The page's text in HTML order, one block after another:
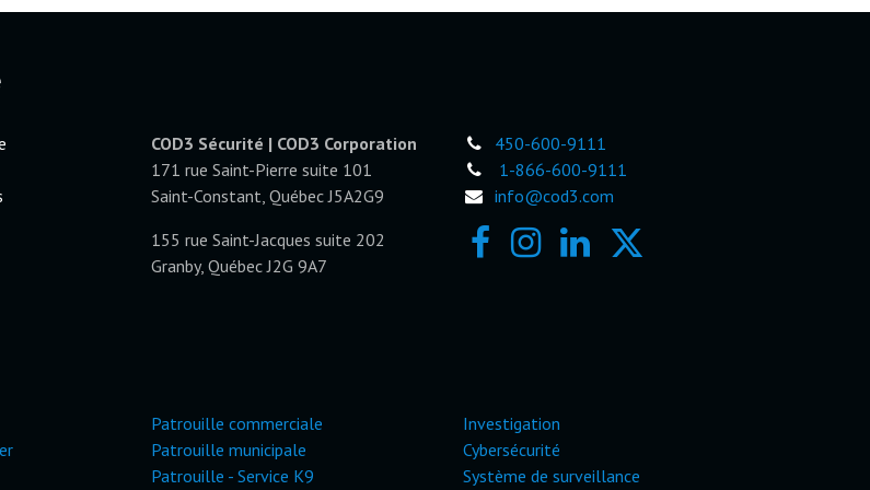
COD3 Sécurité | COD3 Corporation
171 rue Saint-Pierre suite 101
Saint-Constant, Québec J5A2G9
155 rue Saint-Jacques suite 202
Granby, Québec J2G 9A7
450-600-9111
1-866-600-9111
info@cod3.com
Patrouille commerciale
Patrouille municipale
Patrouille - Service K9
Investigation
Cybersécurité
Système de surveillance